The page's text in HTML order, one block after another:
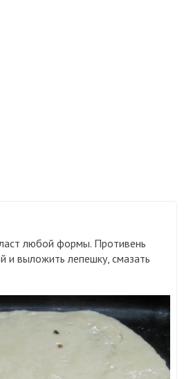
любой формы. Противень
и выложить лепешку, смазать